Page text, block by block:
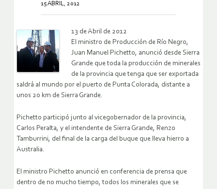
15 ABRIL, 2012
13 de Abril de 2012
El ministro de Producción de Río Negro,
Juan Manuel Pichetto, anunció desde Sierra
Grande que toda la producción de minerales
de la provincia que tenga que ser exportada
saldrá al mundo por el puerto de Punta Colorada, distante a
unos 20 km de Sierra Grande.
Pichetto participó junto al vicegobernador de la provincia,
Carlos Peralta, y el intendente de Sierra Grande, Renzo
Tamburrini, del final de la carga del buque que lleva hierro a
Australia.
El ministro Pichetto anunció en conferencia de prensa que
dentro de no mucho tiempo, todos los minerales que se